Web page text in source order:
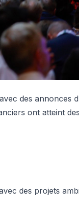
des annonces
ont atteint
des projets